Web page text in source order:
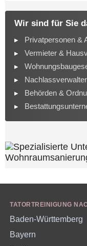
Wir sind für Sie
Privatpersonen &
Vermieter &
Behörden &
TATORTREINIGUNG
Baden-Württemberg
Bayern